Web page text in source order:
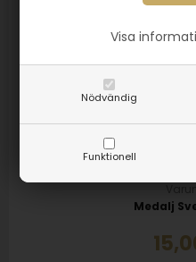
Nödvändig
Funktionell
Visa
Medalj